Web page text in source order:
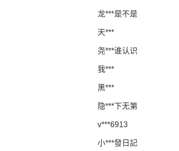
龙***是不是
天***
尧***谁认识
我***
黑***
隐***下无第
v***6913
小***發日記